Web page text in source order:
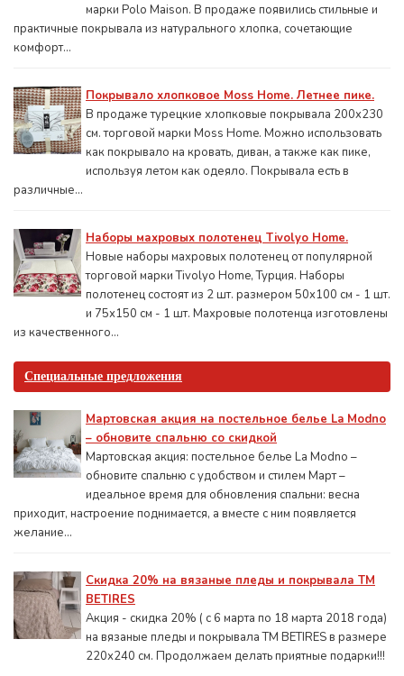
марки Polo Maison. В продаже появились стильные и
практичные покрывала из натурального хлопка, сочетающие
комфорт...
Покрывало хлопковое Moss Home. Летнее пике.
В продаже турецкие хлопковые покрывала 200x230
см. торговой марки Moss Home. Можно использовать
как покрывало на кровать, диван, а также как пике,
используя летом как одеяло. Покрывала есть в
различные...
Наборы махровых полотенец Tivolyo Home.
Новые наборы махровых полотенец от популярной
торговой марки Tivolyo Home, Турция. Наборы
полотенец состоят из 2 шт. размером 50x100 см - 1 шт.
и 75х150 см - 1 шт. Махровые полотенца изготовлены
из качественного...
Специальные предложения
Мартовская акция на постельное белье La Modno
– обновите спальню со скидкой
Мартовская акция: постельное белье La Modno –
обновите спальню с удобством и стилем Март –
идеальное время для обновления спальни: весна
приходит, настроение поднимается, а вместе с ним появляется
желание...
Скидка 20% на вязаные пледы и покрывала ТМ
BETIRES
Акция - скидка 20% ( с 6 марта по 18 марта 2018 года)
на вязаные пледы и покрывала ТМ BETIRES в размере
220х240 см. Продолжаем делать приятные подарки!!!